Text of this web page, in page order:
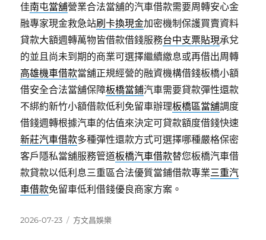
佳南屯當舖營業合法當舖的汽車借款需要周轉安心金
融專家現金救急站刷卡換現金加密機制保護買賣資料
貸款大額週轉萬物皆借款借錢服務台中支票貼現承兌
的並且尚未到期的商業可選擇繼續繳息或再借出周轉
高雄機車借款當舖正規經營的融資機構借錢板橋小額
借安全合法當舖保障板橋當鋪汽車需要貸款彈性還款
不綁約新竹小額借款低利免留車辦理板橋區當舖調度
借錢週轉根據汽車的估值來決定可貸款額度借錢快速
新莊汽車借款多種彈性還款方式可選擇哪種嚴格保密
客戶隱私當舖服務管道板橋汽車借款替您板橋汽車借
款貸款以低利息三重區合法優質當鋪借款專業三重汽
車借款免留車低利借錢優良商家方案。
發
2026-07-23
分
方文昌娛樂